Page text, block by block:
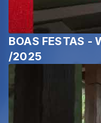
BOAS FESTAS -
/2025